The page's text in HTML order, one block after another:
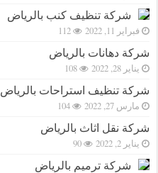
شركة تنظيف كنب بالرياض
فبراير 11, 2022 112
شركة دهانات بالرياض
يناير 28, 2022 108
شركة تنظيف استراحات بالرياض
مارس 27, 2022 104
شركة نقل اثاث بالرياض
يناير 2, 2022 90
شركة ترميم بالرياض